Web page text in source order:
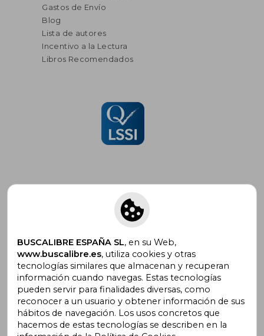
Gastos de Envío
Blog
Lista de autores
Incentivo a la Lectura
Libros Recomendados
Suscríbete para recibir ofertas y
promociones
¿Necesitas ayuda?
Ir a Centro de Soporte
BUSCALIBRE ESPAÑA SL, en su Web,
www.buscalibre.es, utiliza cookies y otras
tecnologías similares que almacenan y recuperan
información cuando navegas. Estas tecnologías
pueden servir para finalidades diversas, como
reconocer a un usuario y obtener información de sus
hábitos de navegación. Los usos concretos que
hacemos de estas tecnologías se describen en la